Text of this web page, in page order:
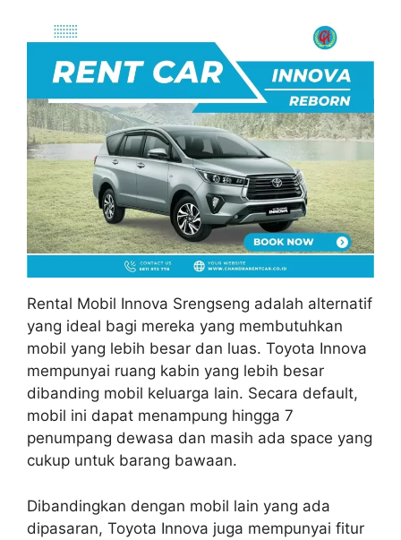
Rental Mobil Innova Srengseng adalah alternatif
yang ideal bagi mereka yang membutuhkan
mobil yang lebih besar dan luas. Toyota Innova
mempunyai ruang kabin yang lebih besar
dibanding mobil keluarga lain. Secara default,
mobil ini dapat menampung hingga 7
penumpang dewasa dan masih ada space yang
cukup untuk barang bawaan.
Dibandingkan dengan mobil lain yang ada
dipasaran, Toyota Innova juga mempunyai fitur